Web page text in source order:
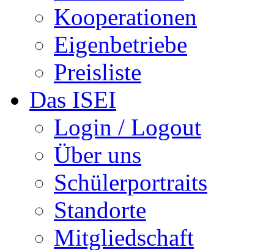
Kooperationen
Eigenbetriebe
Preisliste
Das ISEI
Login / Logout
Über uns
Schülerportraits
Standorte
Mitgliedschaft